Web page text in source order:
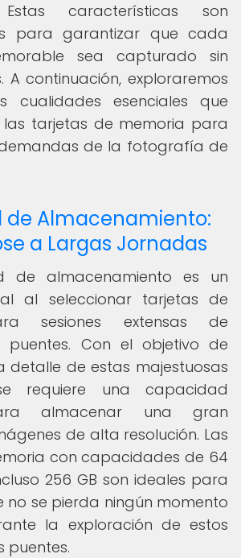
Estas características son
para garantizar que cada
sea capturado sin
A continuación, exploraremos
cualidades esenciales que
tarjetas de memoria para
de la fotografía de
de Almacenamiento:
a Largas Jornadas
de almacenamiento es un
al seleccionar tarjetas de
sesiones extensas de
Con el objetivo de
de estas majestuosas
requiere una capacidad
almacenar una gran
de alta resolución. Las
con capacidades de 64
256 GB son ideales para
se pierda ningún momento
la exploración de estos
puentes.